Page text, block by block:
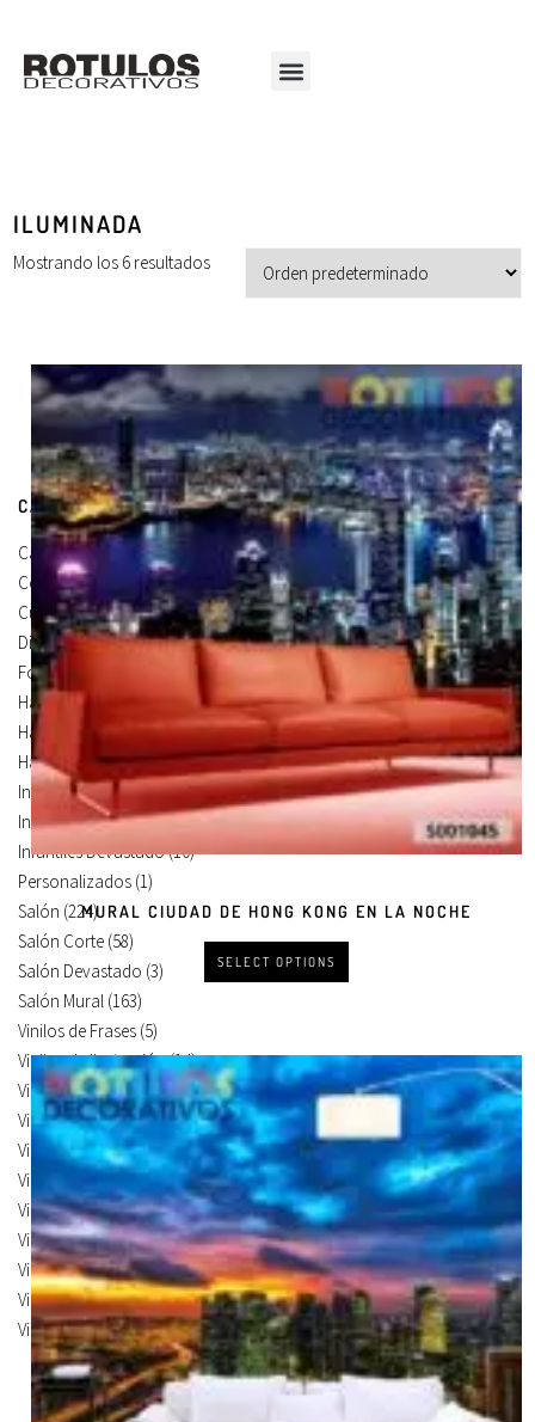
ILUMINADA
Mostrando los 6 resultados
MURAL CIUDAD DE HONG KONG EN LA NOCHE
SELECT OPTIONS
CATEGORÍAS DE PRODUCTOS
Carteles Para Puertas
(3)
Cocina(13)
Cuadros en Vinilos(105)
Diseños en Vinilo(8)
Foto Lienzo
Habitación (4)
Habitación Corte(3)
Habitación Devastado(1)
Infantiles(75)
Infantiles Corte(65)
Infantiles Devastado(10)
Personalizados (1)
Salón (224)
Salón Corte (58)
Salón Devastado (3)
Salón Mural (163)
Vinilos de Frases (5)
Vinilos de Ilustración(14)
Vinilos de Marcas (19)
Vinilos de Pegatinas(9)
Vinilos Para Armarios (20)
Vinilos Para Coches(21)
Vinilos Para Frigorificos(11)
Vinilos Para Paredes(8)
Vinilos Para Puertas(9)
Vinilos Para Suelos(9)
Vinilos Para Vidrios(17)